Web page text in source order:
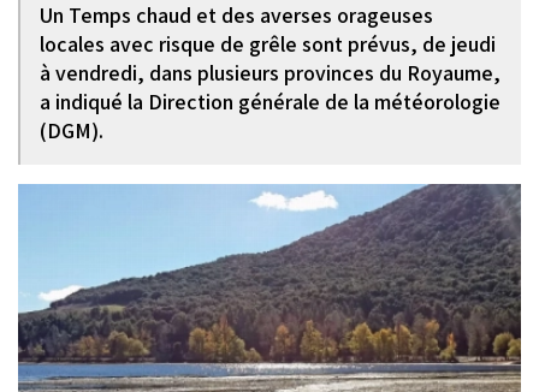
Un Temps chaud et des averses orageuses
locales avec risque de grêle sont prévus, de jeudi
à vendredi, dans plusieurs provinces du Royaume,
a indiqué la Direction générale de la météorologie
(DGM).